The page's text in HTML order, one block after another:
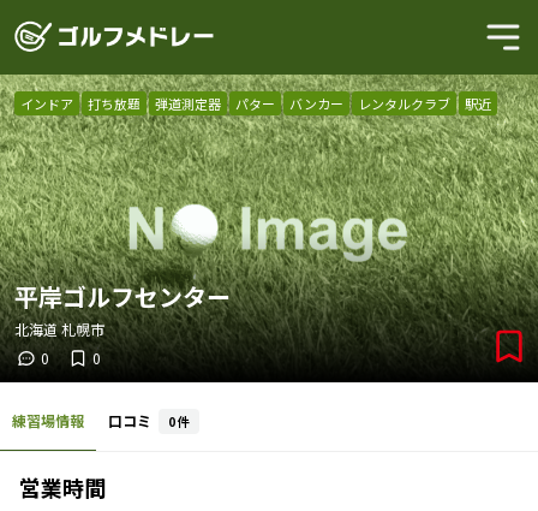
インドア 打ち放題 弾道測定器 パター バンカー レンタルクラブ 駅近
平岸ゴルフセンター
北海道札幌市
0
0
練習場情報 口コミ 0件
営業時間